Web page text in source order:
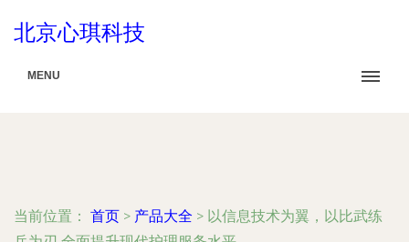
北京心琪科技
MENU
当前位置： 首页 > 产品大全 > 以信息技术为翼，以比武练